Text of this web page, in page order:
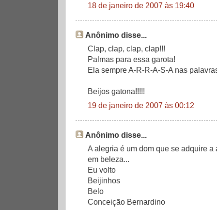
18 de janeiro de 2007 às 19:40
Anônimo disse...
Clap, clap, clap, clap!!!
Palmas para essa garota!
Ela sempre A-R-R-A-S-A nas
Beijos gatona!!!!!
19 de janeiro de 2007 às 00:12
Anônimo disse...
A alegria é um dom que se adquire
em beleza...
Eu volto
Beijinhos
Belo
Conceição Bernardino